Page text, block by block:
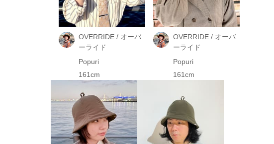
OVERRIDE / オーバ
ーライド
Popuri
161cm
OVERRIDE / オーバ
ーライド
Popuri
161cm